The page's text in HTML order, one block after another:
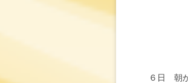
６日 朝か